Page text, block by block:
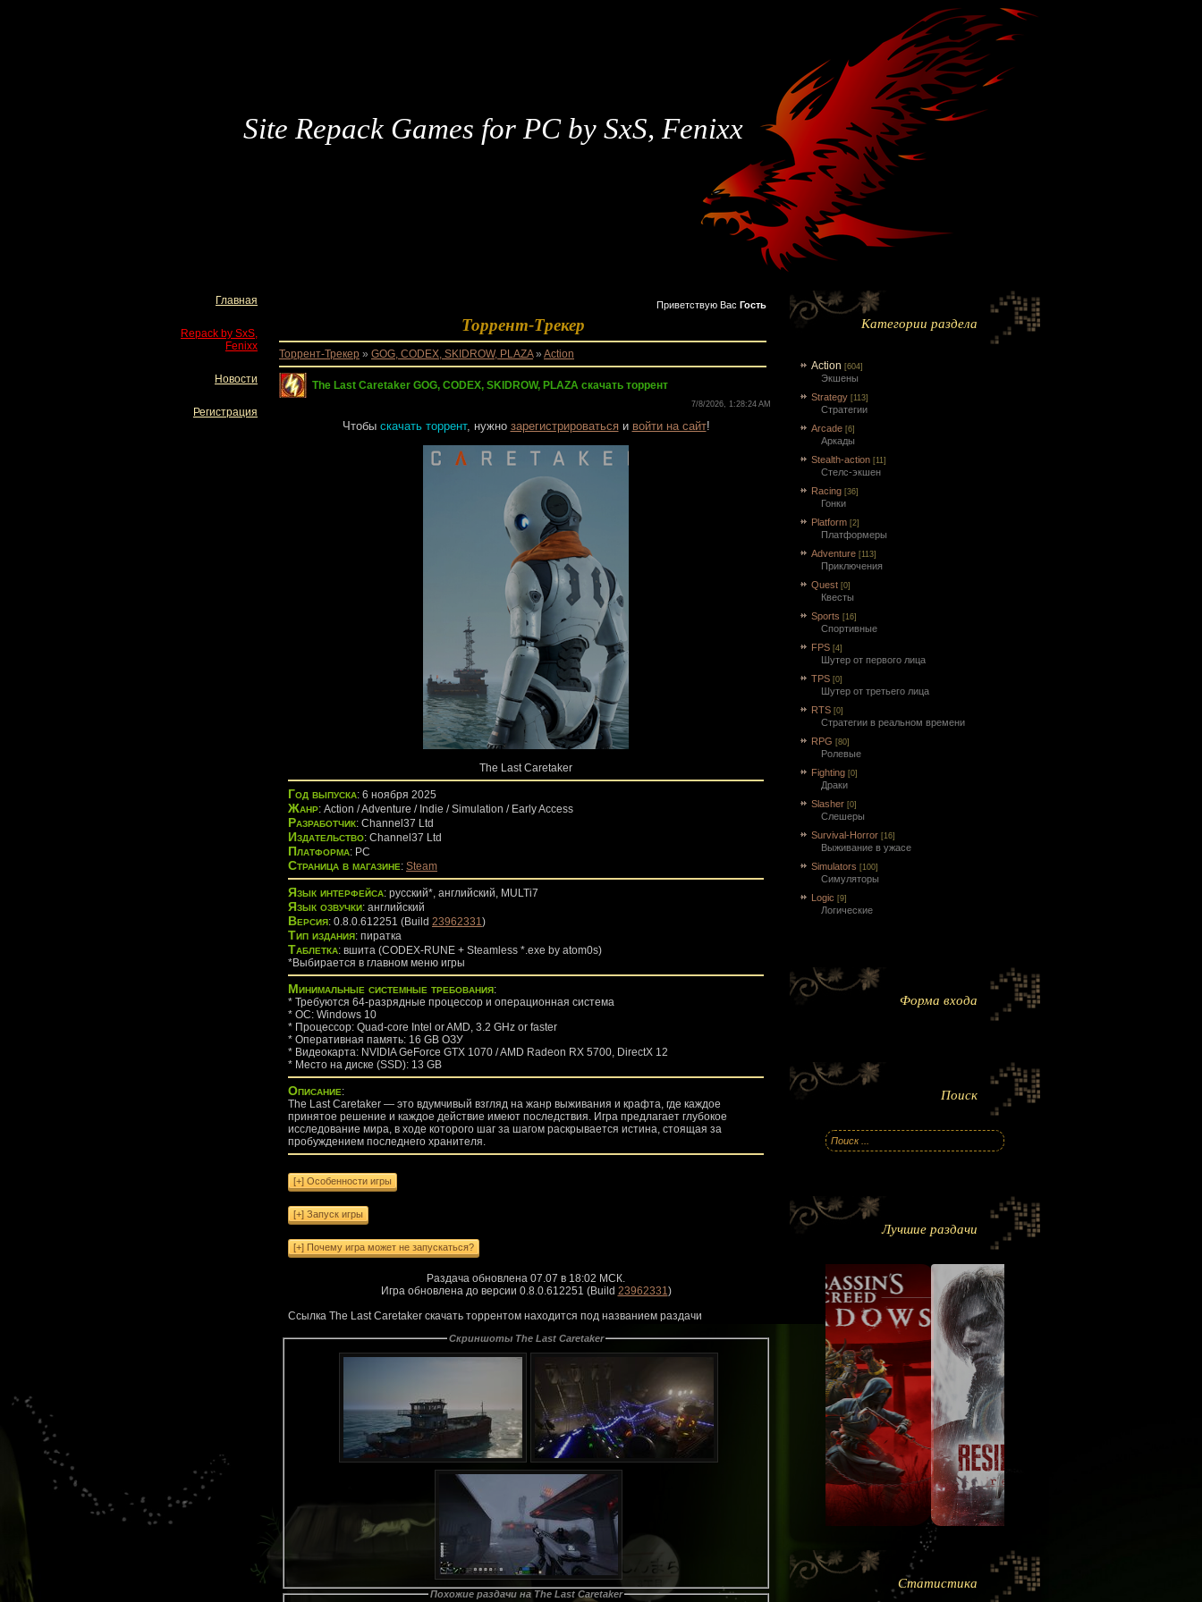
Site Repack Games for PC by SxS, Fenixx
Главная
Repack by SxS,
Fenixx
Новости
Регистрация
Приветствую Вас Гость
Торрент-Трекер
Торрент-Трекер » GOG, CODEX, SKIDROW, PLAZA» Action
The Last Caretaker GOG, CODEX, SKIDROW, PLAZA скачать торрент
7/8/2026, 1:28:24 AM
Чтобы скачать торрент, нужно зарегистрироватьсяи войти на сайт!
The Last Caretaker
Год выпуска: 6 ноября 2025
Жанр: Action / Adventure / Indie / Simulation / Early Access
Разработчик: Channel37 Ltd
Издательство: Channel37 Ltd
Платформа: PC
Страница в магазине: Steam
Язык интерфейса: русский*, английский, MULTi7
Язык озвучки: английский
Версия: 0.8.0.612251 (Build 23962331)
Тип издания: пиратка
Таблeтка: вшита (CODEX-RUNE + Steamless *.exe by atom0s)
*Выбирается в главном меню игры
Минимальные системные требования:
* Требуются 64-разрядные процессор и операционная система
* ОС: Windows 10
* Процессор: Quad-core Intel or AMD, 3.2 GHz or faster
* Оперативная память: 16 GB ОЗУ
* Видеокарта: NVIDIA GeForce GTX 1070 / AMD Radeon RX 5700, DirectX 12
* Место на диске (SSD): 13 GB
Описание:
The Last Caretaker — это вдумчивый взгляд на жанр выживания и крафта, где каждое
принятое решение и каждое действие имеют последствия. Игра предлагает глубокое
исследование мира, в ходе которого шаг за шагом раскрывается истина, стоящая за
пробуждением последнего хранителя.
Раздача обновлена 07.07 в 18:02 МСК.
Игра обновлена до версии 0.8.0.612251 (Build 23962331)
Ссылка The Last Caretaker скачать торрентом находится под названием раздачи
Скриншоты The Last Caretaker
Похожие раздачи на The Last Caretaker
Категории раздела
Action [604]
Экшены
Strategy [113]
Стратегии
Arcade [6]
Аркады
Stealth-action [11]
Cтелс-экшен
Racing [36]
Гонки
Platform [2]
Платформеры
Adventure [113]
Приключения
Quest [0]
Квесты
Sports [16]
Спортивные
FPS [4]
Шутер от первого лица
TPS [0]
Шутер от третьего лица
RTS [0]
Стратегии в реальном времени
RPG [80]
Ролевые
Fighting [0]
Драки
Slasher [0]
Слешеры
Survival-Horror [16]
Выживание в ужасе
Simulators [100]
Симуляторы
Logic [9]
Логические
Форма входа
Поиск
Лучшие раздачи
Статистика